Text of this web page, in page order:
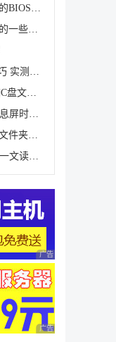
电脑高手养成记! 2026年超详细的BIOS进入方法及设置汇
普通人应该了解一下! 关于电脑的一些基本常识
电脑卸载流氓软件的5个隐藏技巧 实测有效
C盘文件怎么转移到d盘? 将电脑C盘文档转移到D盘的多种
电脑息屏时间在哪儿设置? 电脑息屏时间设置技巧
C:\Windows\System32\drivers\etc文件夹没有hosts文件
电脑死机无反应怎么强制重启? 一文读懂方法及注意事项
广告 商业广告，理性
广告 商业广告，理性